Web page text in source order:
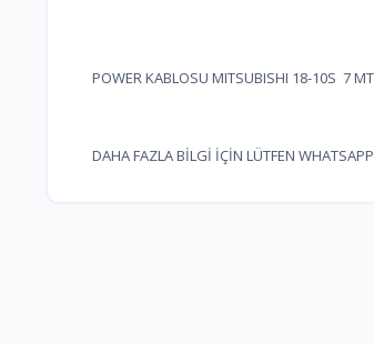
POWER KABLOSU MITSUBISHI 18-10S 7
DAHA FAZLA BİLGİ İÇİN LÜTFEN